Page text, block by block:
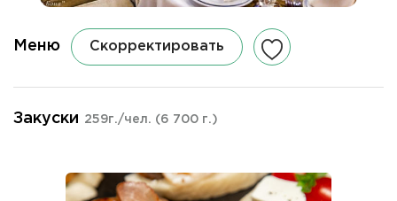
Меню Скорректировать
Закуски 259г./чел. (6 700 г.)